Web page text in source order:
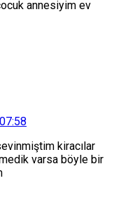
annesiyim ev
kiracılar
varsa böyle bir